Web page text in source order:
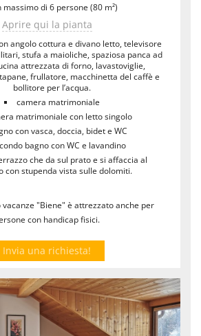
massimo di 6 persone (80 m²)
Aprire qui la pianta
angolo cottura e divano letto, televisore
stufa a maioliche, spaziosa panca ad
attrezzata di forno, lavastoviglie,
frullatore, macchinetta del caffè e
bollitore per l’acqua.
camera matrimoniale
matrimoniale con letto singolo
con vasca, doccia, bidet e WC
bagno con WC e lavandino
che da sul prato e si affaccia al
con stupenda vista sulle dolomiti.
"Biene" è attrezzato anche per
con handicap fisici.
Invia una richiesta!